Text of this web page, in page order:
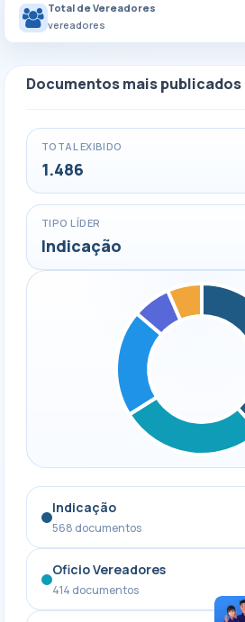
Total de Vereadores
vereadores
Documentos mais publicados
TOTAL EXIBIDO
1.486
TIPO LÍDER
Indicação
Indicação
568 documentos
Oficio Vereadores
414 documentos